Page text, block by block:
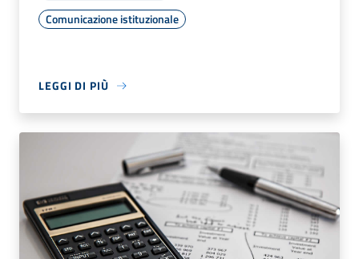
Comunicazione istituzionale
LEGGI DI PIÙ